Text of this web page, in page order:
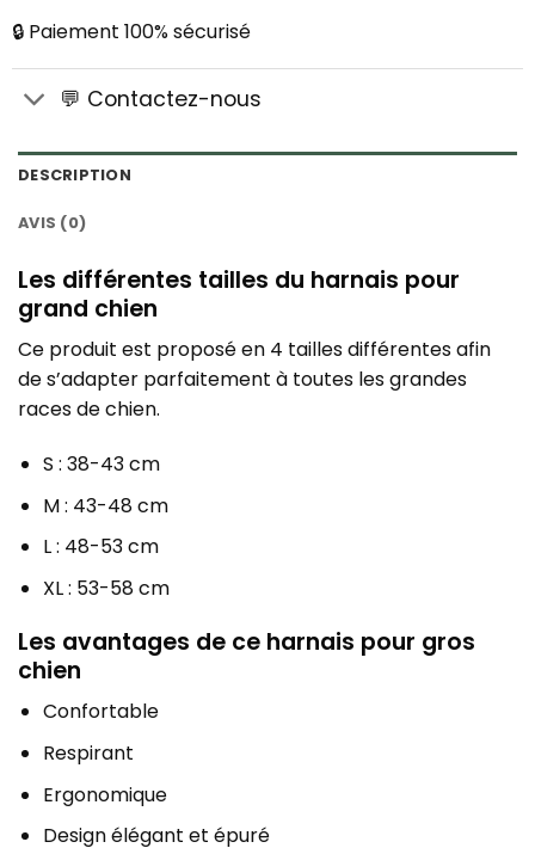
🔒 Paiement 100% sécurisé
💬 Contactez-nous
DESCRIPTION
AVIS (0)
Les différentes tailles du harnais pour
grand chien
Ce produit est proposé en 4 tailles différentes afin
de s’adapter parfaitement à toutes les grandes
races de chien.
S : 38-43 cm
M : 43-48 cm
L : 48-53 cm
XL : 53-58 cm
Les avantages de ce harnais pour gros
chien
Confortable
Respirant
Ergonomique
Design élégant et épuré